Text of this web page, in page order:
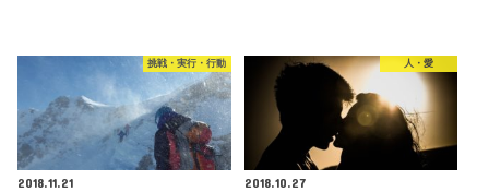
挑戦・実行・行動
2018.11.21
人・愛
2018.10.27